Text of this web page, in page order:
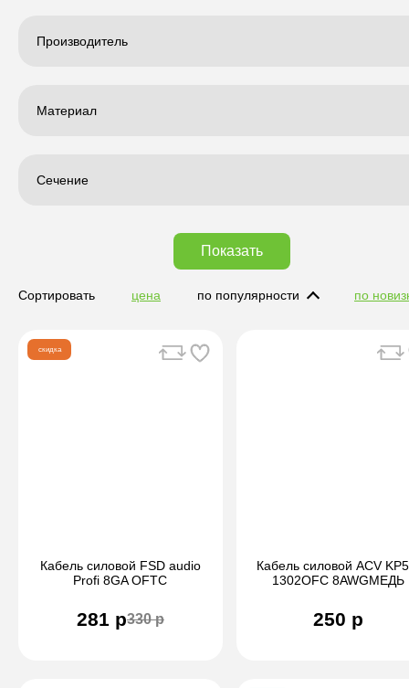
Производитель
Материал
Сечение
Показать
Сортировать цена по популярности по
Кабель силовой FSD audio
Profi 8GA OFTC
281 р330 р
скидка
Кабель силовой ACV
1302OFC 8AWGМЕДЬ
250 р